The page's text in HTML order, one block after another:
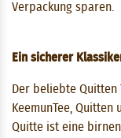
Verpackung sparen.
Ein sicherer
Der beliebte Quitten
KeemunTee,
Quitte ist eine